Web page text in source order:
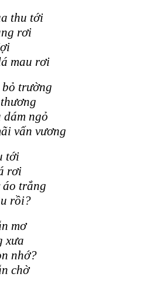
thu tới
rơi
mau rơi
bỏ trường
ngỏ
vấn vương
tới
rơi
áo trắng
rồi?
mơ
xưa
nhớ?
chờ